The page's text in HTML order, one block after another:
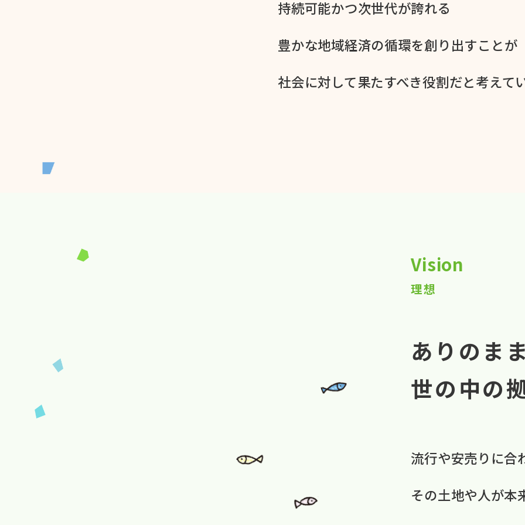
持続可能かつ次世代が​誇れる
豊かな​地域経済の​循環を​創り出すことが
社会に​対して​果た​すべき役割だと​考えて
Vision
理想
ありのま
世の中の
流行や​安売りに​合
その​土地や​人が​本